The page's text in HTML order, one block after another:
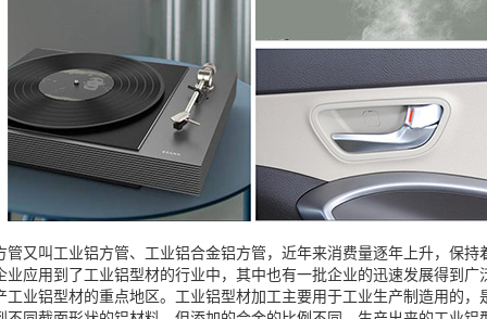
管又叫工业铝方管、工业铝合金铝方管，近年来消费量逐年上升，保
业应用到了工业铝型材的行业中，其中也有一批企业的迅速发展得到
工业铝型材的重点地区。工业铝型材加工主要用于工业生产制造用的